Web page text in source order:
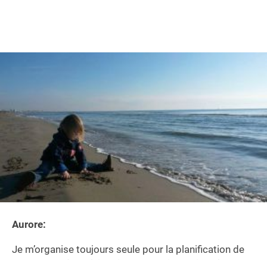
Aurore:
Je m’organise toujours seule pour la planification de